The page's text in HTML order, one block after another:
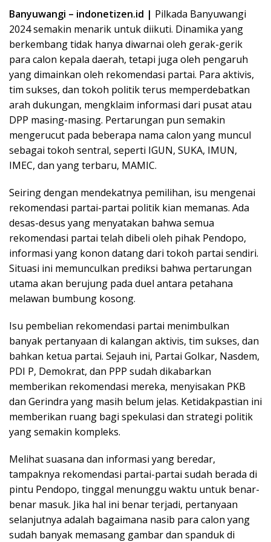
Banyuwangi – indonetizen.id | Pilkada Banyuwangi
2024 semakin menarik untuk diikuti. Dinamika yang
berkembang tidak hanya diwarnai oleh gerak-gerik
para calon kepala daerah, tetapi juga oleh pengaruh
yang dimainkan oleh rekomendasi partai. Para aktivis,
tim sukses, dan tokoh politik terus memperdebatkan
arah dukungan, mengklaim informasi dari pusat atau
DPP masing-masing. Pertarungan pun semakin
mengerucut pada beberapa nama calon yang muncul
sebagai tokoh sentral, seperti IGUN, SUKA, IMUN,
IMEC, dan yang terbaru, MAMIC.
Seiring dengan mendekatnya pemilihan, isu mengenai
rekomendasi partai-partai politik kian memanas. Ada
desas-desus yang menyatakan bahwa semua
rekomendasi partai telah dibeli oleh pihak Pendopo,
informasi yang konon datang dari tokoh partai sendiri.
Situasi ini memunculkan prediksi bahwa pertarungan
utama akan berujung pada duel antara petahana
melawan bumbung kosong.
Isu pembelian rekomendasi partai menimbulkan
banyak pertanyaan di kalangan aktivis, tim sukses, dan
bahkan ketua partai. Sejauh ini, Partai Golkar, Nasdem,
PDI P, Demokrat, dan PPP sudah dikabarkan
memberikan rekomendasi mereka, menyisakan PKB
dan Gerindra yang masih belum jelas. Ketidakpastian ini
memberikan ruang bagi spekulasi dan strategi politik
yang semakin kompleks.
Melihat suasana dan informasi yang beredar,
tampaknya rekomendasi partai-partai sudah berada di
pintu Pendopo, tinggal menunggu waktu untuk benar-
benar masuk. Jika hal ini benar terjadi, pertanyaan
selanjutnya adalah bagaimana nasib para calon yang
sudah banyak memasang gambar dan spanduk di